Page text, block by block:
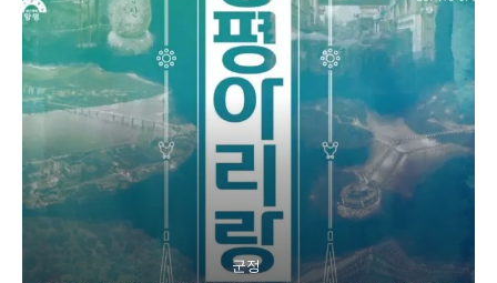
군정